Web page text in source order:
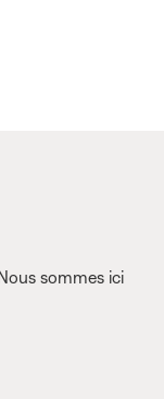
sommes ici